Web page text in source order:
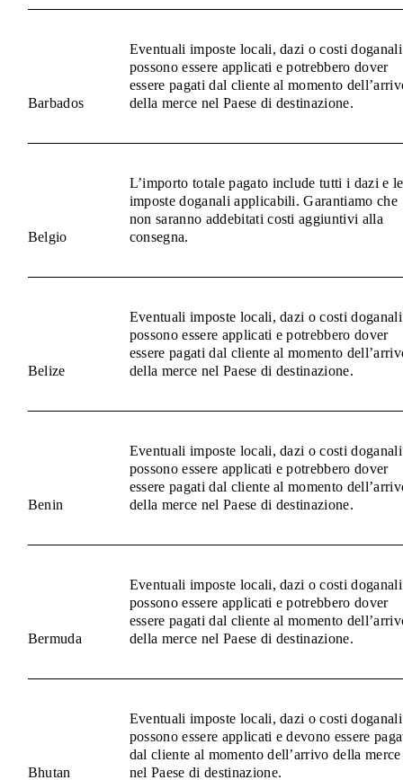
Barbados
Eventuali imposte locali, dazi o costi doganali
possono essere applicati e potrebbero dover
essere pagati dal cliente al momento
della merce nel Paese di destinazione.
Belgio
L’importo totale pagato include tutti i dazi e le
imposte doganali applicabili. Garantiamo che
non saranno addebitati costi aggiuntivi alla
consegna.
Belize
Eventuali imposte locali, dazi o costi doganali
possono essere applicati e potrebbero dover
essere pagati dal cliente al momento
della merce nel Paese di destinazione.
Benin
Eventuali imposte locali, dazi o costi doganali
possono essere applicati e potrebbero dover
essere pagati dal cliente al momento
della merce nel Paese di destinazione.
Bermuda
Eventuali imposte locali, dazi o costi doganali
possono essere applicati e potrebbero dover
essere pagati dal cliente al momento
della merce nel Paese di destinazione.
Bhutan
Eventuali imposte locali, dazi o costi doganali
possono essere applicati e devono essere
dal cliente al momento dell’arrivo della merce
nel Paese di destinazione.